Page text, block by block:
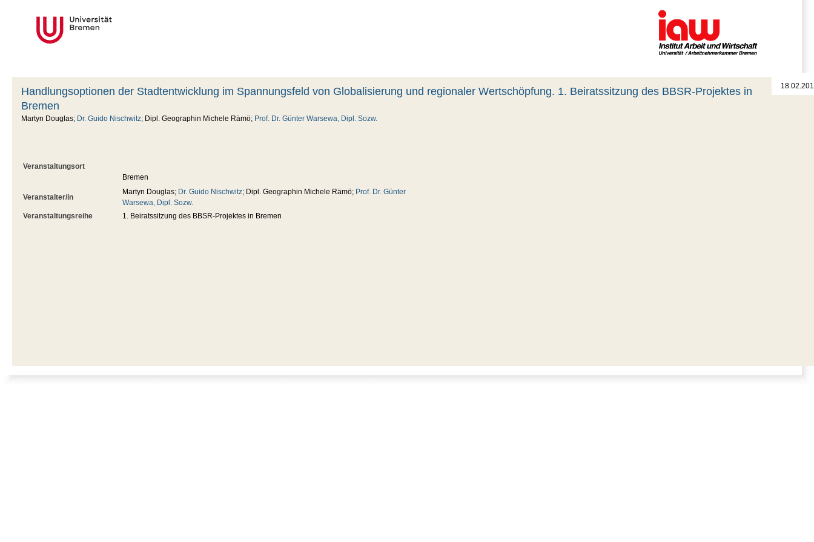
Handlungsoptionen der Stadtentwicklung im Spannungsfeld von Globalisierung und regionaler Wertschöpfung. 1. Beiratssitzung des BBSR-Projektes in
Bremen
Martyn Douglas; Dr. Guido Nischwitz; Dipl. Geographin Michele Rämö; Prof. Dr. Günter Warsewa, Dipl. Sozw.
Veranstaltungsort
Bremen
Veranstalter/in
Martyn Douglas; Dr. Guido Nischwitz; Dipl. Geographin Michele Rämö; Prof. Dr. Günter
Warsewa, Dipl. Sozw.
Veranstaltungsreihe
1. Beiratssitzung des BBSR-Projektes in Bremen